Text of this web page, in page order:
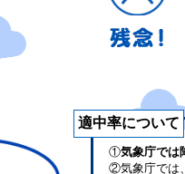
適中率について
①気象庁では
②気象庁では